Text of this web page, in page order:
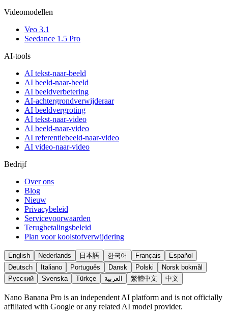
Videomodellen
Veo 3.1
Seedance 1.5 Pro
AI-tools
AI tekst-naar-beeld
AI beeld-naar-beeld
AI beeldverbetering
AI-achtergrondverwijderaar
AI beeldvergroting
AI tekst-naar-video
AI beeld-naar-video
AI referentiebeeld-naar-video
AI video-naar-video
Bedrijf
Over ons
Blog
Nieuw
Privacybeleid
Servicevoorwaarden
Terugbetalingsbeleid
Plan voor koolstofverwijdering
English Nederlands 日本語 한국어 Français
Español
Deutsch
Italiano Português Dansk Polski
Norsk bokmål
Русский
Svenska Türkçe العربية 繁體中文 中文
Nano Banana Pro is an independent AI platform and is not officially
affiliated with Google or any related AI model provider.